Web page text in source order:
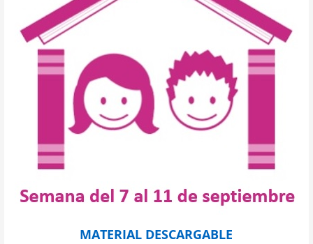
MATERIAL DESCARGABLE